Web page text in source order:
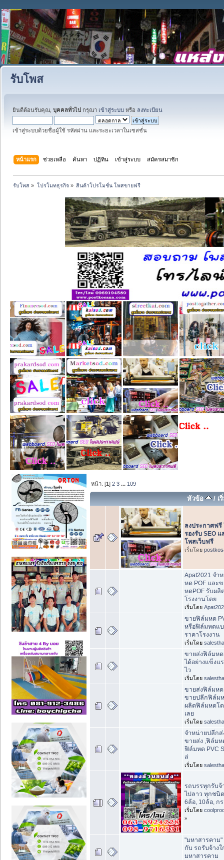
รับโพส
ยินดีต้อนรับคุณ, บุคคลทั่วไป กรุณา เข้าสู่ระบบ หรือ ลงทะเบียน
เข้าสู่ระบบด้วยชื่อผู้ใช้ รหัสผ่าน และระยะเวลาในเซสชั่น
หน้าแรก ช่วยเหลือ ค้นหา ปฏิทิน เข้าสู่ระบบ สมัครสมาชิก
รับโพส » โปรโมทธุรกิจ» สินค้าโปรโมชั่น โพสขายฟรี
หน้า: [1]2 3 ... 109
หัวข้อ / เ
ลงประกาศฟรี
รองรับ SEO แ
โพสเว็บฟรี
เริ่มโดย
Apat2021 จำ
หด POF และ
หดPOF รับผลิ
โรงงานโดย
เริ่มโดย
ขายฟิล์มหด
หรือฟิล์มหดแบ
ราคาโรงงาน
เริ่มโดย
ขายส่งฟิล์มห
ได้อย่างแข็งแ
ไว
เริ่มโดย
ขายส่งฟิล์มห
ขายปลีกฟิล์มห
ผลิตฟิล์มหดโ
เลย
เริ่มโดย
จำหน่ายปลีก
ขายส่ง ,ฟิล์ม
ฟิล์มหด PVC
ส่
เริ่มโดย
รถบรรทุกรับ
ไปลาว ทุกชนิ
6ล้อ, 10ล้อ, ก
เริ่มโดย
»
"มหาสารคาม"
กับ รถรับจ้าง
มหาสารคาม